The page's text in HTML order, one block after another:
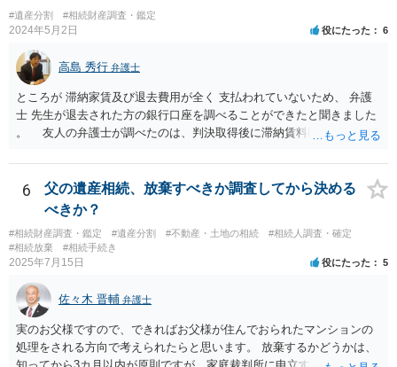
#遺産分割 #相続財産調査・鑑定
2024年5月2日 役にたった 6
高島 秀行 弁護士
ところが 滞納家賃及び退去費用が全く 支払われていないため、 弁護
士 先生が退去された方の銀行口座を調べることができたと聞きました
。 友人の弁護士が調べたのは、判決取得後に滞納賃料回収のため
預金の入出金履歴を調べたわけではありません。 残念ながら、事案
や目的も異なりますし、開示の内容も異なります。
6
父の遺産相続、放棄すべきか調査してから決める
べきか？
#相続財産調査・鑑定 #遺産分割 #不動産・土地の相続
#相続人調査・確定
#相続放棄
#相続手続き
2025年7月15日 役にたった 5
佐々木 晋輔 弁護士
実のお父様ですので、できればお父様が住んでおられたマンションの
処理をされる方向で考えられたらと思います。 放棄するかどうかは、
知ってから3カ月以内が原則ですが、家庭裁判所に申立すれば3カ月の